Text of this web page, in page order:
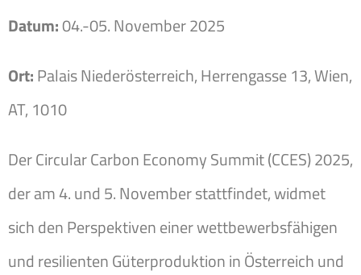
Datum:04.-05. November 2025
Ort:Palais Niederösterreich, Herrengasse 13, Wien,
AT, 1010
Der Circular Carbon Economy Summit (CCES) 2025,
der am 4. und 5. November stattfindet, widmet
sich den Perspektiven einer wettbewerbsfähigen
und resilienten Güterproduktion in Österreich und